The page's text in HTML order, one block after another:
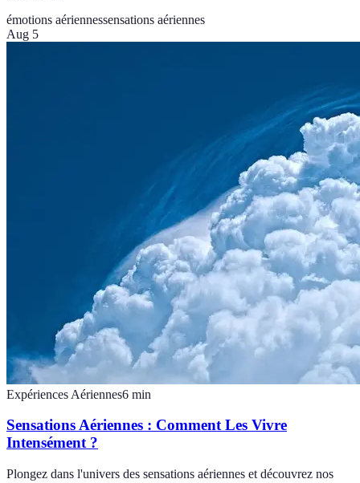
émotions aériennessensations aériennes
Aug 5
Expériences Aériennes6 min
Sensations Aériennes : Comment Les Vivre
Intensément ?
Plongez dans l'univers des sensations aériennes et découvrez nos